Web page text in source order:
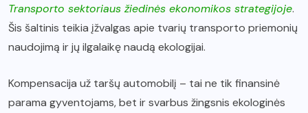
Transporto sektoriaus žiedinės ekonomikos strategijoje.
Šis šaltinis teikia įžvalgas apie tvarių transporto priemonių
naudojimą ir jų ilgalaikę naudą ekologijai.
Kompensacija už taršų automobilį – tai ne tik finansinė
parama gyventojams, bet ir svarbus žingsnis ekologinės